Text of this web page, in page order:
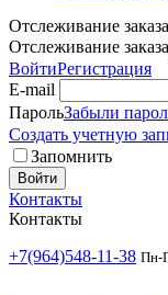
Отслеживание заказа
Отслеживание заказа
ВойтиРегистрация
E-mail
ПарольЗабыли
Создать учетную
Запомнить
Войти
Контакты
Контакты
+7(964)548-11-38 Пн-